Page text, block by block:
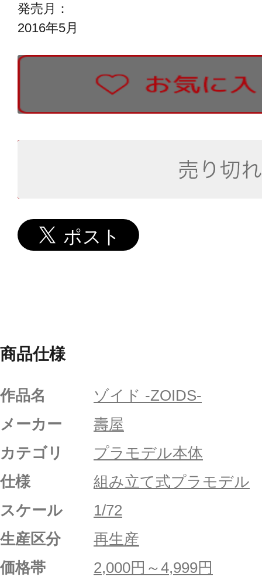
発売月：
2016年5月
商品仕様
作品名
ゾイド -ZOIDS-
メーカー
壽屋
カテゴリ
プラモデル本体
仕様
組み立て式プラモデル
スケール
1/72
生産区分
再生産
価格帯
2,000円～4,999円